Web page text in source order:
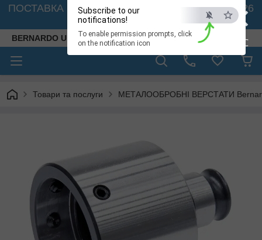
×
ESC
Subscribe to our
notifications!
To enable permission prompts, click
on the notification icon
ПОСТАВКА ВЕРСТАТІВ З АВСТРІЇ - 🚛 26.08. 2026
🚛
BERNARDO UKRAINE
Товари та послуги МЕТАЛООБРОБНІ ВЕРСТАТИ